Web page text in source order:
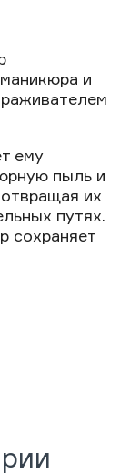
и
ему
пыль и
их
путях.
сохраняет